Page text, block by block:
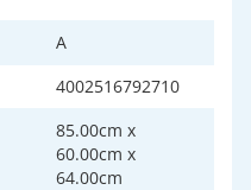
A
4002516792710
85.00cm x
60.00cm x
64.00cm